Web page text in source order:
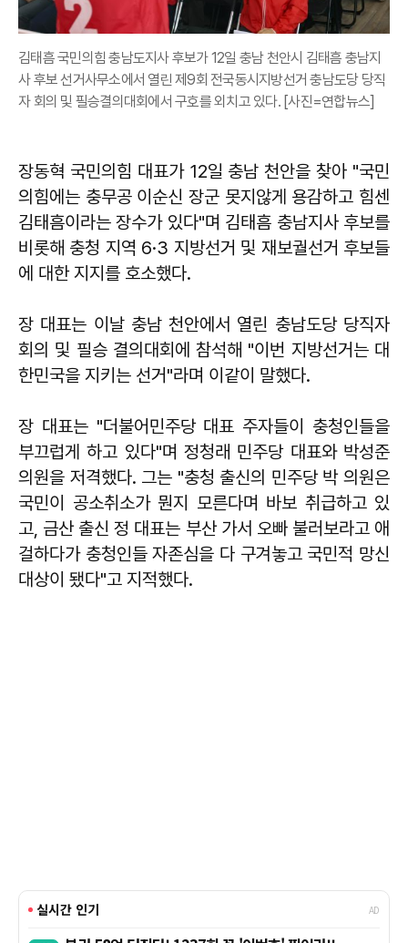
김태흠 국민의힘 충남도지사 후보가 12일 충남 천안시 김태흠 충남지
사 후보 선거사무소에서 열린 제9회 전국동시지방선거 충남도당 당직
자 회의 및 필승결의대회에서 구호를 외치고 있다. [사진=연합뉴스]
장동혁 국민의힘 대표가 12일 충남 천안을 찾아 "국민
의힘에는 충무공 이순신 장군 못지않게 용감하고 힘센
김태흠이라는 장수가 있다"며 김태흠 충남지사 후보를
비롯해 충청 지역 6·3 지방선거 및 재보궐선거 후보들
에 대한 지지를 호소했다.
장 대표는 이날 충남 천안에서 열린 충남도당 당직자
회의 및 필승 결의대회에 참석해 "이번 지방선거는 대
한민국을 지키는 선거"라며 이같이 말했다.
장 대표는 "더불어민주당 대표 주자들이 충청인들을
부끄럽게 하고 있다"며 정청래 민주당 대표와 박성준
의원을 저격했다. 그는 "충청 출신의 민주당 박 의원은
국민이 공소취소가 뭔지 모른다며 바보 취급하고 있
고, 금산 출신 정 대표는 부산 가서 오빠 불러보라고 애
걸하다가 충청인들 자존심을 다 구겨놓고 국민적 망신
대상이 됐다"고 지적했다.